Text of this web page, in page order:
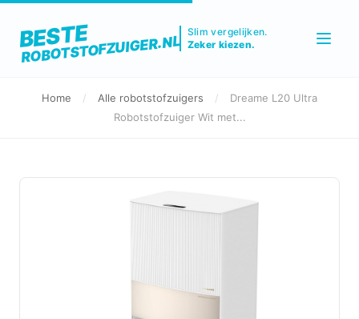
BESTE
ROBOTSTOFZUIGER.NL
Slim vergelijken.
Zeker kiezen.
Home / Alle robotstofzuigers /
Dreame L20 Ultra
Robotstofzuiger Wit met...